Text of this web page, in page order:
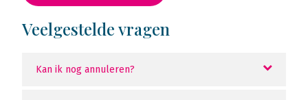
Veelgestelde vragen
Kan ik nog annuleren?